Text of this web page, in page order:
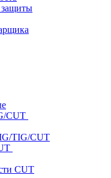
защиты
CUT
TIG/CUT
CUT